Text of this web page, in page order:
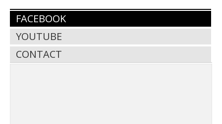
FACEBOOK
YOUTUBE
CONTACT